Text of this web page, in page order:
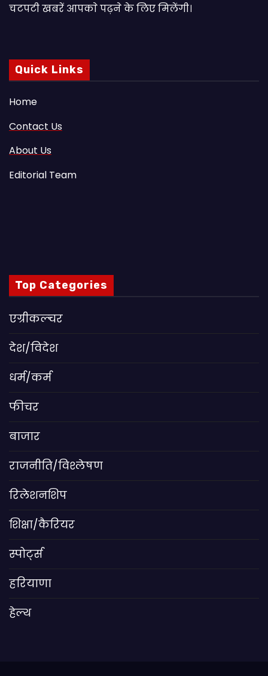
चटपटी खबरें आपकाे पढ़ने के लिए मिलेंगी।
Quick Links
Home
Contact Us
About Us
Editorial Team
Top Categories
एग्रीकल्चर
देश/विदेश
धर्म/कर्म
फीचर
बाजार
राजनीति/विश्लेषण
रिलेशनशिप
शिक्षा/कैरियर
स्पोर्ट्स
हरियाणा
हेल्थ